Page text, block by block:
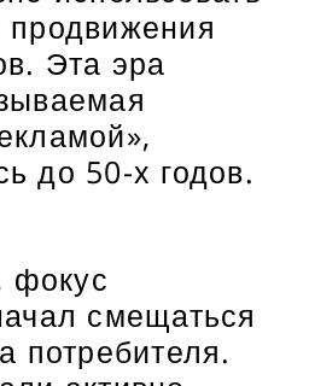
Эта эра
до 50-х годов.
фокус
смещаться
потребителя.